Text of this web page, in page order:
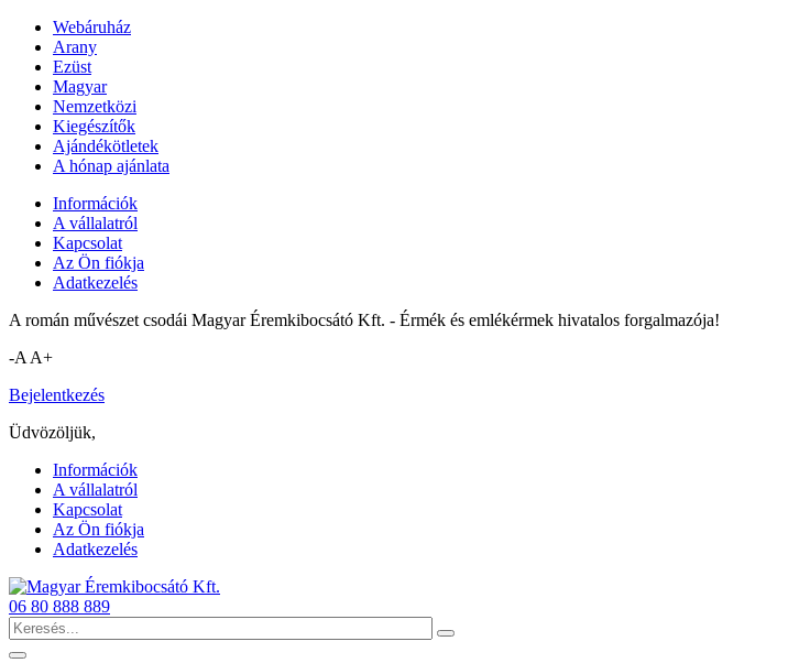
Webáruház
Arany
Ezüst
Magyar
Nemzetközi
Kiegészítők
Ajándékötletek
A hónap ajánlata
Információk
A vállalatról
Kapcsolat
Az Ön fiókja
Adatkezelés
A román művészet csodái Magyar Éremkibocsátó Kft. - Érmék és emlékérmek hivatalos forgalmazója!
-A A+
Bejelentkezés
Üdvözöljük,
Információk
A vállalatról
Kapcsolat
Az Ön fiókja
Adatkezelés
06 80 888 889